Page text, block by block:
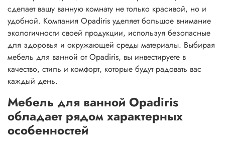
сделает вашу ванную комнату не только красивой, но и
удобной. Компания Opadiris уделяет большое внимание
экологичности своей продукции, используя безопасные
для здоровья и окружающей среды материалы. Выбирая
мебель для ванной от Opadiris, вы инвестируете в
качество, стиль и комфорт, которые будут радовать вас
каждый день.
Мебель для ванной Opadiris
обладает рядом характерных
особенностей